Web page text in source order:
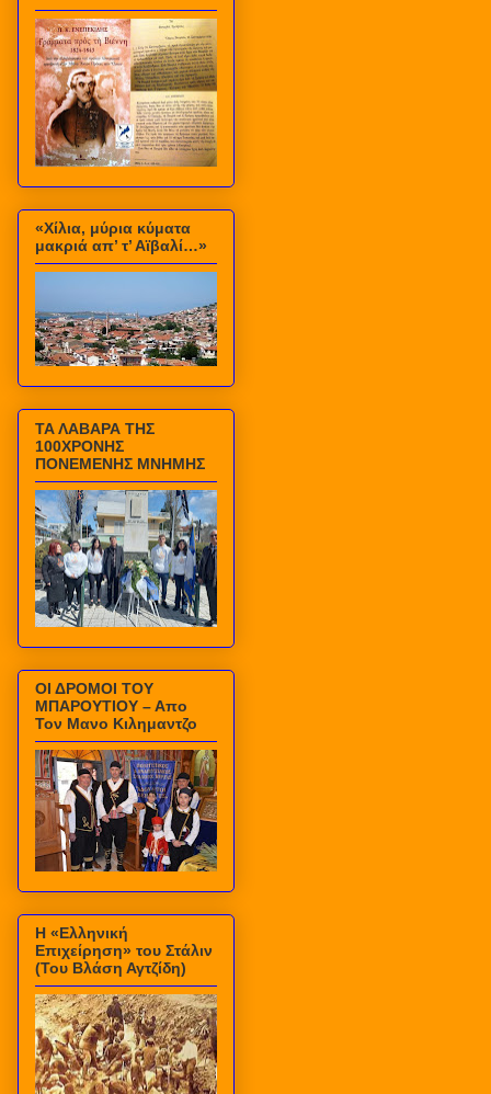
«Χίλια, μύρια κύματα
μακριά απ’ τ’ Αϊβαλί…»
ΤΑ ΛΑΒΑΡΑ ΤΗΣ
100ΧΡΟΝΗΣ
ΠΟΝΕΜΕΝΗΣ ΜΝΗΜΗΣ
ΟΙ ΔΡΟΜΟΙ ΤΟΥ
ΜΠΑΡΟΥΤΙΟΥ – Απο
Τον Μανο Κιλημαντζο
Η «Ελληνική
Επιχείρηση» του Στάλιν
(Του Βλάση Αγτζίδη)